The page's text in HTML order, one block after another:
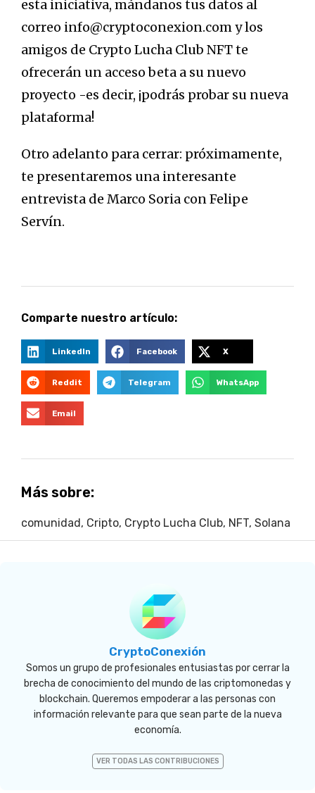
esta iniciativa, mándanos tus datos al
correo info@cryptoconexion.com y los
amigos de Crypto Lucha Club NFT te
ofrecerán un acceso beta a su nuevo
proyecto -es decir, ¡podrás probar su nueva
plataforma!
Otro adelanto para cerrar: próximamente,
te presentaremos una interesante
entrevista de Marco Soria con Felipe
Servín.
Comparte nuestro artículo:
LinkedIn Facebook X
Reddit Telegram WhatsApp
Email
Más sobre:
comunidad , Cripto, Crypto Lucha Club, NFT, Solana
CryptoConexión
Somos un grupo de profesionales entusiastas por cerrar la
brecha de conocimiento del mundo de las criptomonedas y
blockchain. Queremos empoderar a las personas con
información relevante para que sean parte de la nueva
economía.
VER TODAS LAS CONTRIBUCIONES